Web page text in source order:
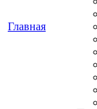
Главная